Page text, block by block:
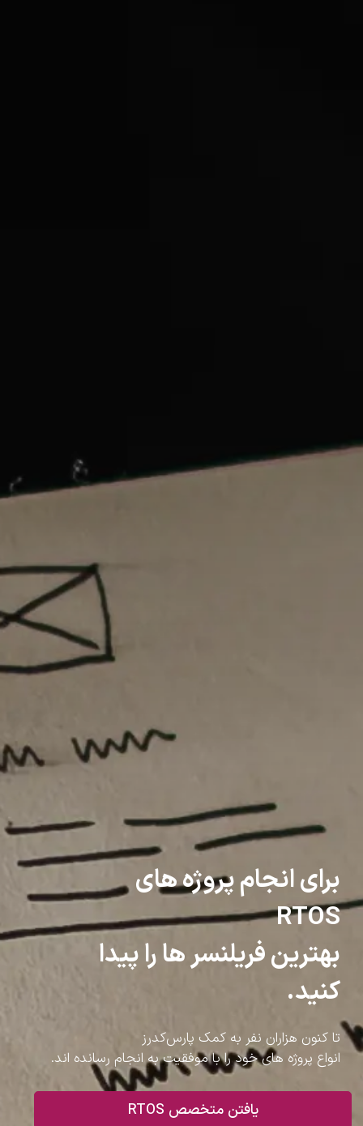
برای انجام پروژه های
RTOS
بهترین فریلنسر ها را پیدا
کنید.
تا کنون هزاران نفر به کمک پارس‌کدرز
انواع پروژه های خود را با موفقیت به انجام رسانده اند.
یافتن متخصص RTOS